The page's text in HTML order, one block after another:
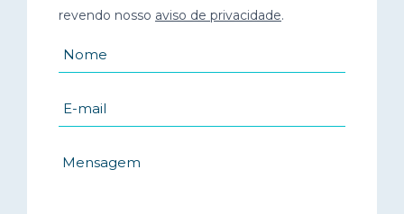
revendo nosso aviso de privacidade.